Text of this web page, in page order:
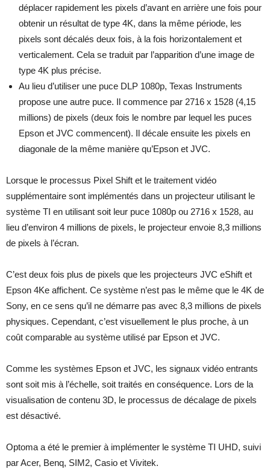
déplacer rapidement les pixels d’avant en arrière une fois pour
obtenir un résultat de type 4K, dans la même période, les
pixels sont décalés deux fois, à la fois horizontalement et
verticalement. Cela se traduit par l’apparition d’une image de
type 4K plus précise.
Au lieu d’utiliser une puce DLP 1080p, Texas Instruments
propose une autre puce. Il commence par 2716 x 1528 (4,15
millions) de pixels (deux fois le nombre par lequel les puces
Epson et JVC commencent). Il décale ensuite les pixels en
diagonale de la même manière qu’Epson et JVC.
Lorsque le processus Pixel Shift et le traitement vidéo
supplémentaire sont implémentés dans un projecteur utilisant le
système TI en utilisant soit leur puce 1080p ou 2716 x 1528, au
lieu d’environ 4 millions de pixels, le projecteur envoie 8,3 millions
de pixels à l’écran.
C’est deux fois plus de pixels que les projecteurs JVC eShift et
Epson 4Ke affichent. Ce système n’est pas le même que le 4K de
Sony, en ce sens qu’il ne démarre pas avec 8,3 millions de pixels
physiques. Cependant, c’est visuellement le plus proche, à un
coût comparable au système utilisé par Epson et JVC.
Comme les systèmes Epson et JVC, les signaux vidéo entrants
sont soit mis à l’échelle, soit traités en conséquence. Lors de la
visualisation de contenu 3D, le processus de décalage de pixels
est désactivé.
Optoma a été le premier à implémenter le système TI UHD, suivi
par Acer, Benq, SIM2, Casio et Vivitek.